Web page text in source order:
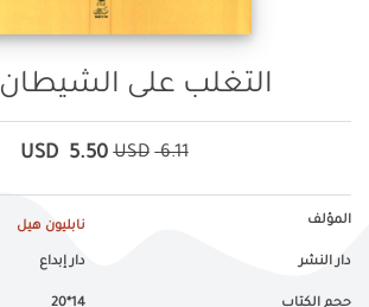
التغلب على الشيطان
6.11
USD
5.50
USD
المؤلف نابليون هيل
دار النشر دار إبداع
حجم الكتاب 14*20